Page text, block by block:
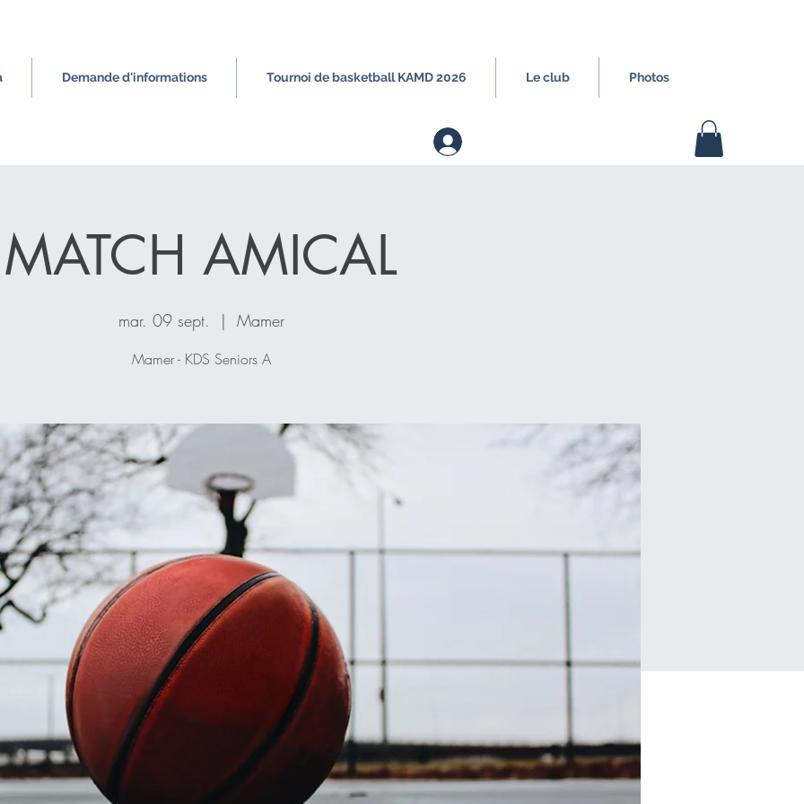
Demande d'informations Tournoi de basketball KAMD 2026 Le club Photos
MATCH AMICAL
mar. 09 sept.
  |
Mamer
Mamer - KDS Seniors A